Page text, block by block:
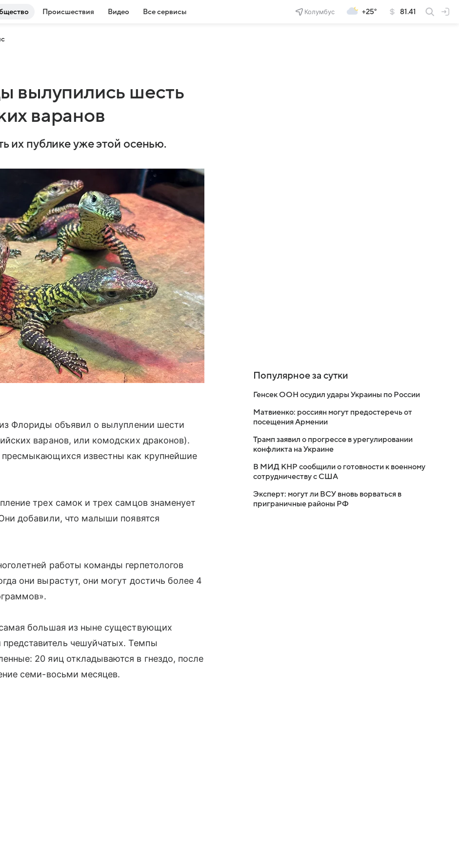
Происшествия Видео Все сервисы Колумбус +25° 81.41
вылупились шесть
варанов
их публике уже этой осенью.
Флориды объявил о вылуплении шести
варанов, или комодских драконов).
пресмыкающихся известны как крупнейшие
трех самок и трех самцов знаменует
добавили, что малыши появятся
работы команды герпетологов
они вырастут, они могут достичь более 4
большая из ныне существующих
чешуйчатых. Темпы
20 яиц откладываются в гнездо, после
семи-восьми месяцев.
Популярное за сутки
Генсек ООН осудил удары Украины по России
Матвиенко: россиян могут предостеречь от
посещения Армении
Трамп заявил о прогрессе в урегулировании
конфликта на Украине
В МИД КНР сообщили о готовности к военному
сотрудничеству с США
Эксперт: могут ли ВСУ вновь ворваться в
приграничные районы РФ